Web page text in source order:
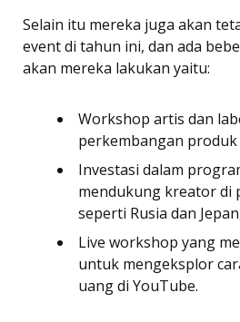
Selain itu mereka juga akan
event di tahun ini, dan ada
akan mereka lakukan yaitu:
Workshop artis dan
perkembangan
Investasi dalam
mendukung kreator di
seperti Rusia dan
Live workshop yang
untuk mengeksplor
uang di YouTube.